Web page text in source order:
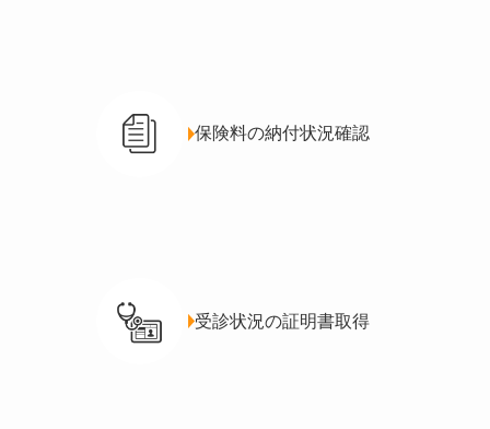
保険料の納付状況確認
受診状況の証明書取得